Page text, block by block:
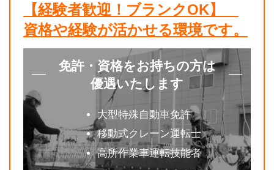
【経験者歓迎！ブランクOK】
資格や経験が活かせる環境です。
免許・資格をお持ちの方は
優遇いたします
大型特殊自動車免許
移動式クレーン運転士
高所作業車運転技能者